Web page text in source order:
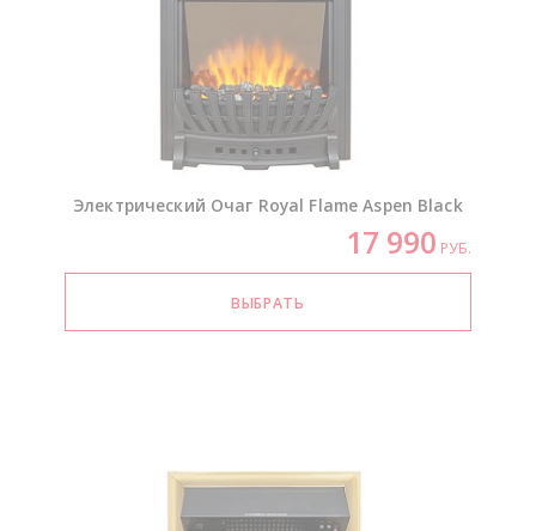
Электрический Очаг Royal Flame Aspen Black
17 990 РУБ.